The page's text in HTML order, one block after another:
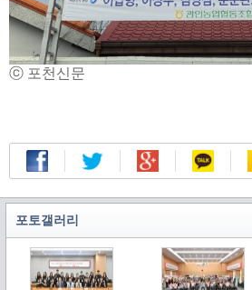
ⓒ 포천신문
포토갤러리